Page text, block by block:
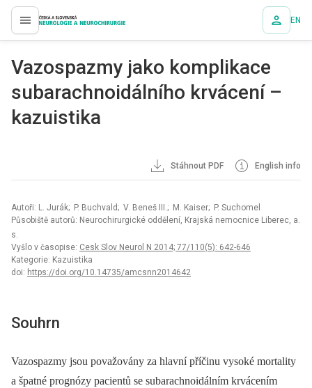
proLékaře.cz EN
Vazospazmy jako komplikace
subarachnoidálního krvácení –
kazuistika
Stáhnout PDF English info
Autoři: L. Jurák; P. Buchvald; V. Beneš III.; M. Kaiser; P. Suchomel
Působiště autorů: Neurochirurgické oddělení, Krajská nemocnice Liberec, a.
s.
Vyšlo v časopise: Cesk Slov Neurol N 2014; 77/110(5): 642-646
Kategorie: Kazuistika
doi: https://doi.org/10.14735/amcsnn2014642
Souhrn
Vazospazmy jsou považovány za hlavní příčinu vysoké mortality
a špatné prognózy pacientů se subarachnoidálním krvácením